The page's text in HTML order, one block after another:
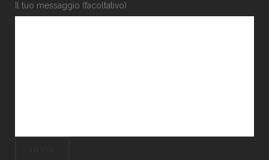
Il tuo messaggio (facoltativo)